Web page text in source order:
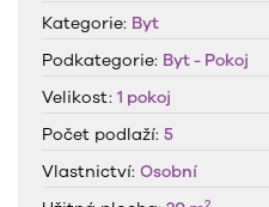
Kategorie: Byt
Podkategorie: Byt - Pokoj
Velikost: 1 pokoj
Počet podlaží: 5
Vlastnictví: Osobní